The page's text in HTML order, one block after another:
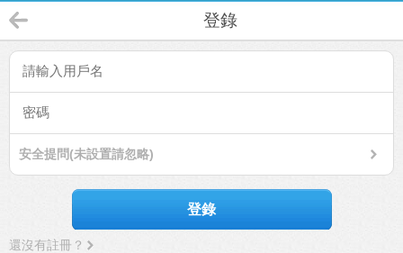
登錄
安全提問(未設置請忽略)
登錄
還沒有註冊？